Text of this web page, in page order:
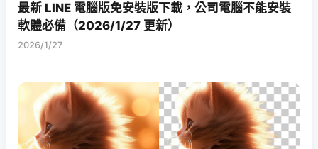
最新 LINE 電腦版免安裝版下載，公司電腦不能安裝
軟體必備（2026/1/27 更新）
2026/1/27